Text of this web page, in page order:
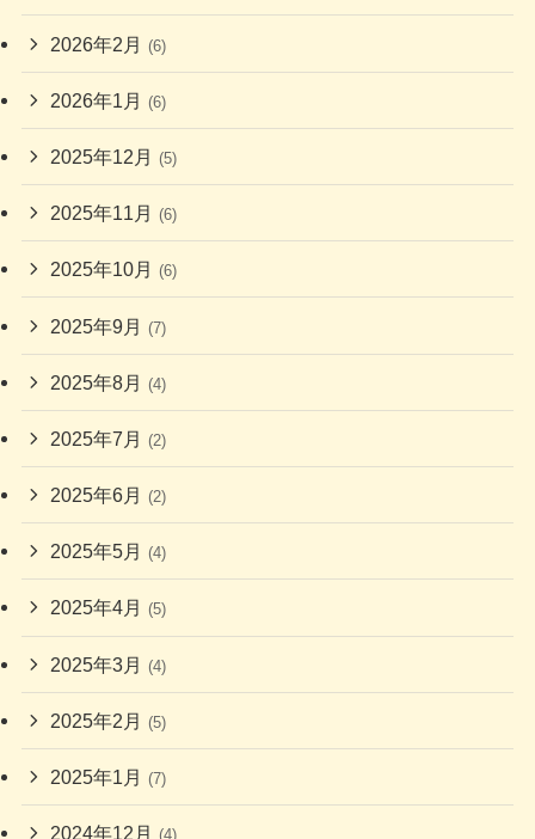
2026年2月 (6)
2026年1月 (6)
2025年12月 (5)
2025年11月 (6)
2025年10月 (6)
2025年9月 (7)
2025年8月 (4)
2025年7月 (2)
2025年6月 (2)
2025年5月 (4)
2025年4月 (5)
2025年3月 (4)
2025年2月 (5)
2025年1月 (7)
2024年12月 (4)